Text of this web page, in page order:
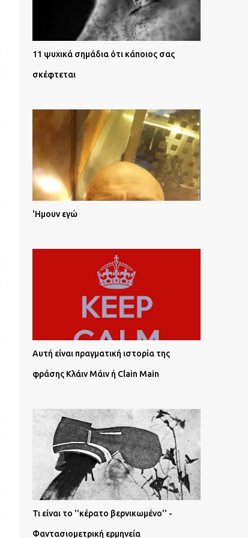
11 ψυχικά σημάδια ότι κάποιος σας
σκέφτεται
'Ημουν εγώ
Αυτή είναι πραγματική ιστορία της
φράσης Κλάιν Μάιν ή Clain Main
Τι είναι το ''κέρατο βερνικωμένο'' -
Φαντασιομετρική ερμηνεία